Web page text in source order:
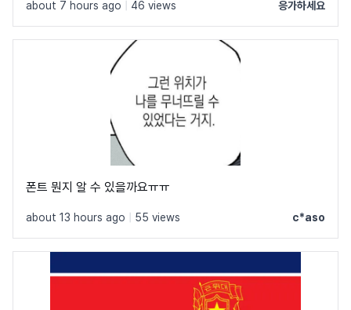
about 7 hours ago 46 views 응가하세요
폰트 뭔지 알 수 있을까요ㅠㅠ
about 13 hours ago 55 views c*aso